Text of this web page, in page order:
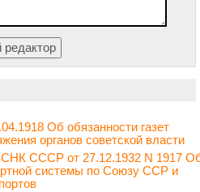
Об обязанности газет
органов советской власти
СССР от 27.12.1932 N 1917
системы по Союзу ССР и